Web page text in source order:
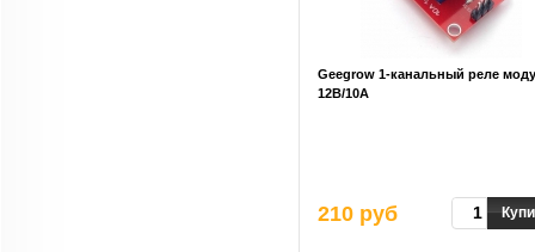
Geegrow 1-канальный реле
12B/10A
210 руб